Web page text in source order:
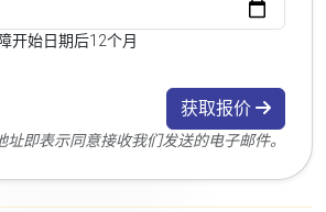
开始日期后12个月
获取报价
址即表示同意接收我们发送的电子邮件。